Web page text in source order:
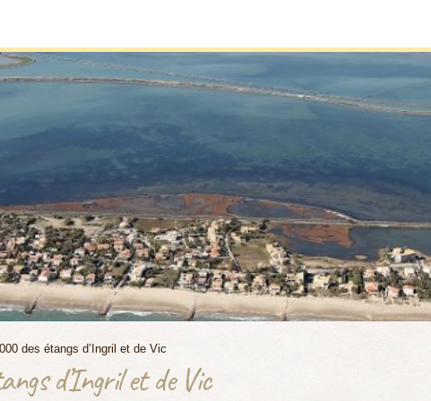
des étangs d’Ingril et de Vic
d’Ingril et de Vic